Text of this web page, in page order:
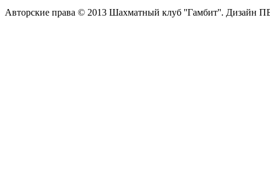
Авторские права © 2013 Шахматный клуб ''Гамбит''. Дизайн